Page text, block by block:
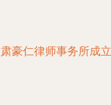
豪仁律师事务所成